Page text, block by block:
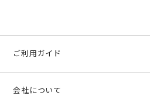
ご利用ガイド
会社について